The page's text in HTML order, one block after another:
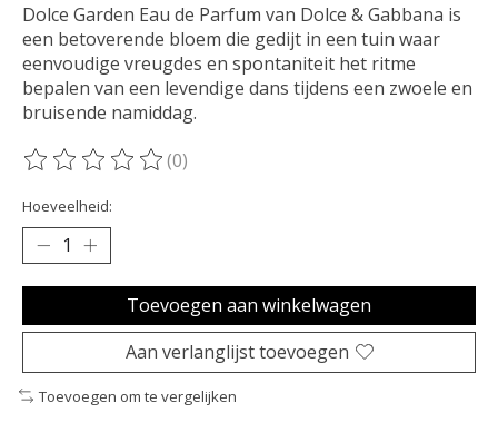
Dolce Garden Eau de Parfum van Dolce & Gabbana is
een betoverende bloem die gedijt in een tuin waar
eenvoudige vreugdes en spontaniteit het ritme
bepalen van een levendige dans tijdens een zwoele en
bruisende namiddag.
De beoordeling van dit product is
(0)
Hoeveelheid:
Toevoegen aan winkelwagen
Aan verlanglijst toevoegen
Toevoegen om te vergelijken